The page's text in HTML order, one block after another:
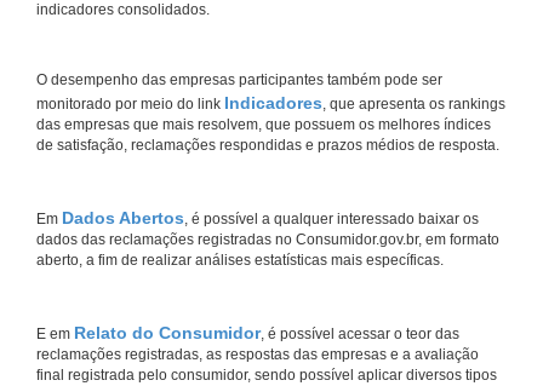
indicadores consolidados.
O desempenho das empresas participantes também pode ser
monitorado por meio do link Indicadores, que apresenta os rankings
das empresas que mais resolvem, que possuem os melhores índices
de satisfação, reclamações respondidas e prazos médios de resposta.
Em Dados Abertos, é possível a qualquer interessado baixar os
dados das reclamações registradas no Consumidor.gov.br, em formato
aberto, a fim de realizar análises estatísticas mais específicas.
E em Relato do Consumidor, é possível acessar o teor das
reclamações registradas, as respostas das empresas e a avaliação
final registrada pelo consumidor, sendo possível aplicar diversos tipos